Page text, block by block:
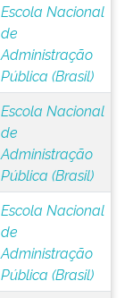
Escola Nacional
de
Administração
Pública (Brasil)
Escola Nacional
de
Administração
Pública (Brasil)
Escola Nacional
de
Administração
Pública (Brasil)